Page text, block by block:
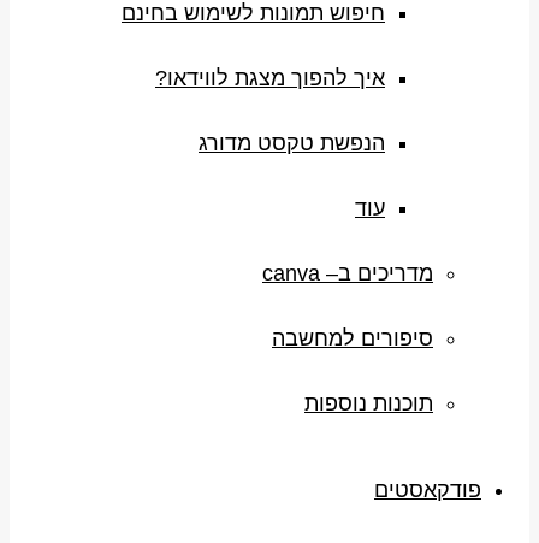
חיפוש תמונות לשימוש בחינם
איך להפוך מצגת לווידאו?
הנפשת טקסט מדורג
עוד
מדריכים ב– canva
סיפורים למחשבה
תוכנות נוספות
פודקאסטים